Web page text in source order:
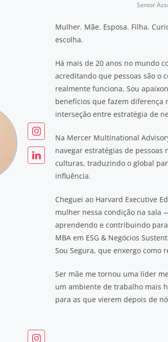
Senior
Mulher. Mãe. Esposa. Filha.
escolha.
Há mais de 20 anos no mundo
acreditando que pessoas são o
realmente funciona. Sou
benefícios que fazem diferença
interseção entre estratégia de
Na Mercer Multinational
navegar estratégias de
culturas, traduzindo o global
influência.
Cheguei ao Harvard Executive
mulher nessa condição na sala
aprendendo e contribuindo
MBA em ESG & Negócios
Sou Segura, que enxergo como
Ser mãe me tornou uma líder
um ambiente de trabalho mais
para as que vierem depois de